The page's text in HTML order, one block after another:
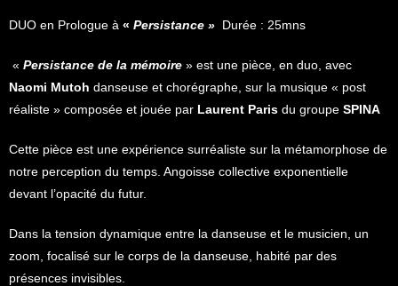
DUO en Prologue à « Persistance » Durée : 25mns
« Persistance de la mémoire » est une pièce, en duo, avec
Naomi Mutoh danseuse et chorégraphe, sur la musique « post
réaliste » composée et jouée par Laurent Paris du groupe SPINA
Cette pièce est une expérience surréaliste sur la métamorphose de
notre perception du temps. Angoisse collective exponentielle
devant l’opacité du futur.
Dans la tension dynamique entre la danseuse et le musicien, un
zoom, focalisé sur le corps de la danseuse, habité par des
présences invisibles.